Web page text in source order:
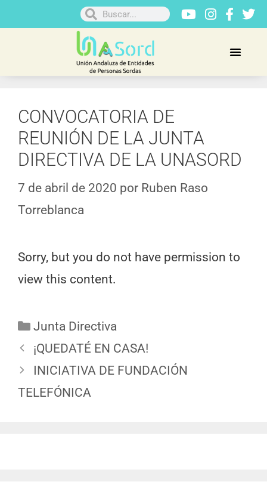
CONVOCATORIA DE
REUNIÓN DE LA JUNTA
DIRECTIVA DE LA UNASORD
7 de abril de 2020 por Ruben Raso
Torreblanca
Sorry, but you do not have permission to
view this content.
Junta Directiva
¡QUEDATÉ EN CASA!
INICIATIVA DE FUNDACIÓN
TELEFÓNICA